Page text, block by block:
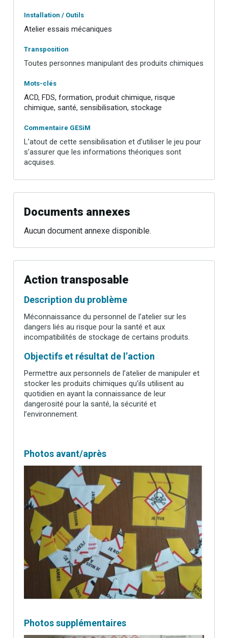
Installation / Outils
Atelier essais mécaniques
Transposition
Toutes personnes manipulant des produits chimiques
Mots-clés
ACD, FDS, formation, produit chimique, risque
chimique, santé, sensibilisation, stockage
Commentaire GESiM
L’atout de cette sensibilisation et d’utiliser le jeu pour
s’assurer que les informations théoriques sont
acquises.
Documents annexes
Aucun document annexe disponible.
Action transposable
Description du problème
Méconnaissance du personnel de l’atelier sur les
dangers liés au risque pour la santé et aux
incompatibilités de stockage de certains produits.
Objectifs et résultat de l’action
Permettre aux personnels de l’atelier de manipuler et
stocker les produits chimiques qu’ils utilisent au
quotidien en ayant la connaissance de leur
dangerosité pour la santé, la sécurité et
l’environnement.
Photos avant/après
Photos supplémentaires